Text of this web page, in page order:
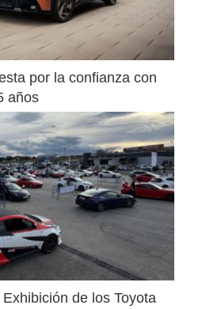
por la confianza con
años
de los Toyota